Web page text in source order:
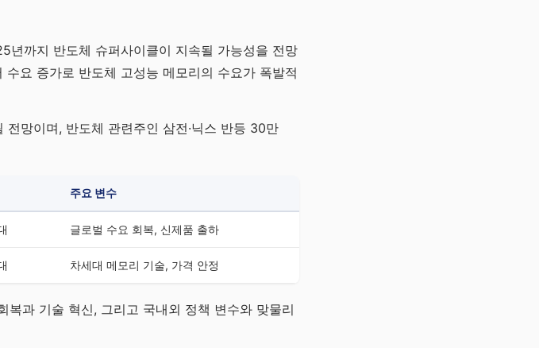
까지 반도체 슈퍼사이클이 지속될 가능성을 전망
요 증가로 반도체 고성능 메모리의 수요가 폭발적
전망이며, 반도체 관련주인 삼전·닉스 반등 30만
주요 변수
글로벌 수요 회복, 신제품 출하
차세대 메모리 기술, 가격 안정
복과 기술 혁신, 그리고 국내외 정책 변수와 맞물리